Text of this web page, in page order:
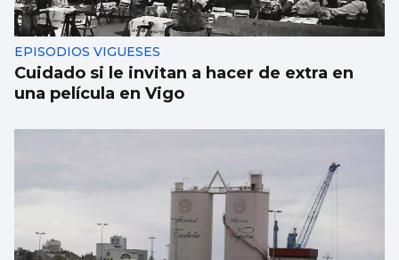
EPISODIOS VIGUESES
Cuidado si le invitan a hacer de extra en
una película en Vigo